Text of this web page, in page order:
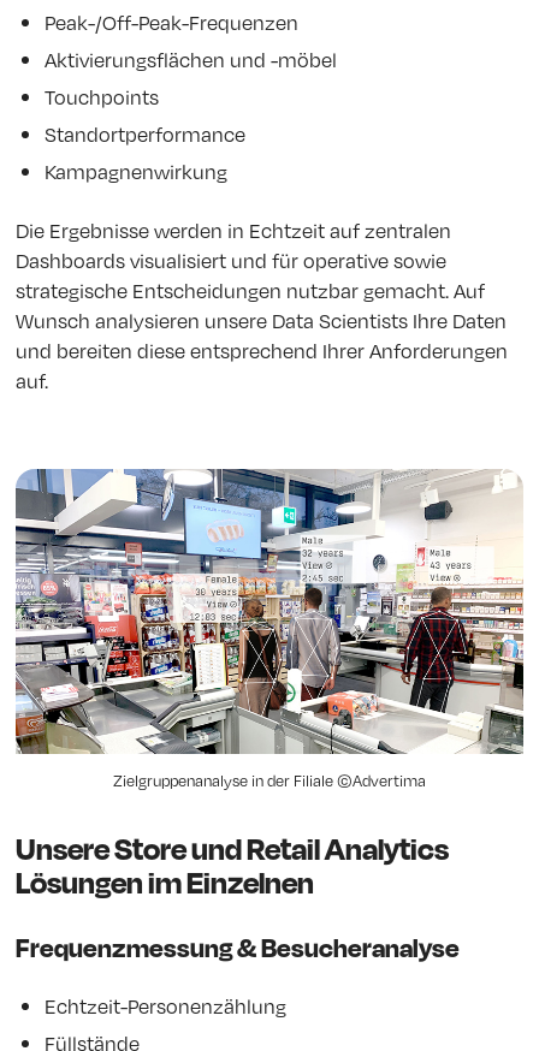
Peak-/Off-Peak-Frequenzen
Aktivierungsflächen und -möbel
Touchpoints
Standortperformance
Kampagnenwirkung
Die Ergebnisse werden in Echtzeit auf zentralen
Dashboards visualisiert und für operative sowie
strategische Entscheidungen nutzbar gemacht. Auf
Wunsch analysieren unsere Data Scientists Ihre Daten
und bereiten diese entsprechend Ihrer Anforderungen
auf.
Zielgruppenanalyse in der Filiale ©Advertima
Unsere Store und Retail Analytics
Lösungen im Einzelnen
Frequenzmessung & Besucheranalyse
Echtzeit-Personenzählung
Füllstände